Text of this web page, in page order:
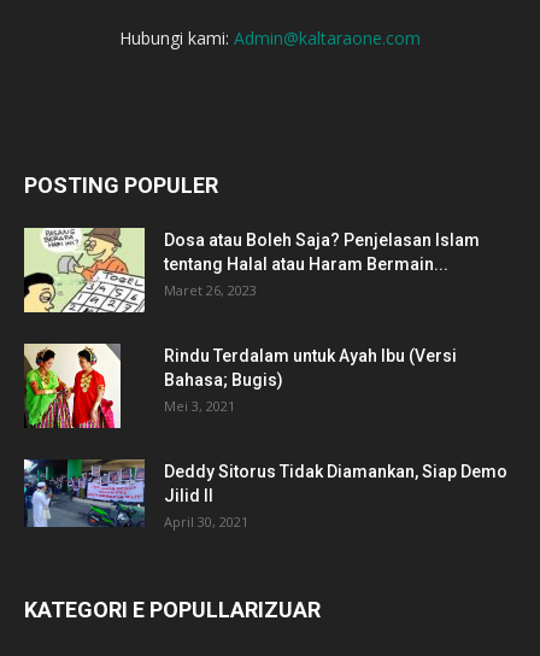
Hubungi kami: Admin@kaltaraone.com
POSTING POPULER
Dosa atau Boleh Saja? Penjelasan Islam
tentang Halal atau Haram Bermain...
Maret 26, 2023
Rindu Terdalam untuk Ayah Ibu (Versi
Bahasa; Bugis)
Mei 3, 2021
Deddy Sitorus Tidak Diamankan, Siap Demo
Jilid II
April 30, 2021
KATEGORI E POPULLARIZUAR